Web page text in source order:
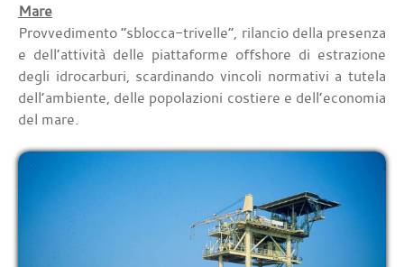
Mare
Provvedimento “sblocca-trivelle”, rilancio della presenza
e dell’attività delle piattaforme offshore di estrazione
degli idrocarburi, scardinando vincoli normativi a tutela
dell’ambiente, delle popolazioni costiere e dell’economia
del mare.